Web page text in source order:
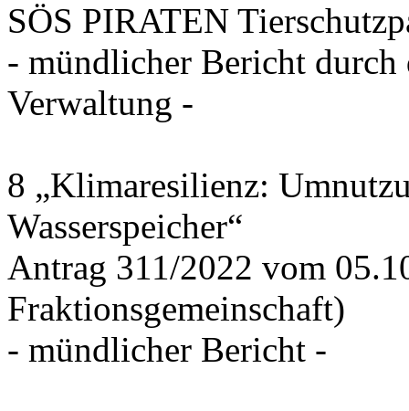
SÖS PIRATEN
- mündlicher Bericht
Verwaltung -
8 „Klimaresilienz:
Wasserspeicher“
Antrag 311/2022 vom
Fraktionsgemeinschaft)
- mündlicher Bericht -